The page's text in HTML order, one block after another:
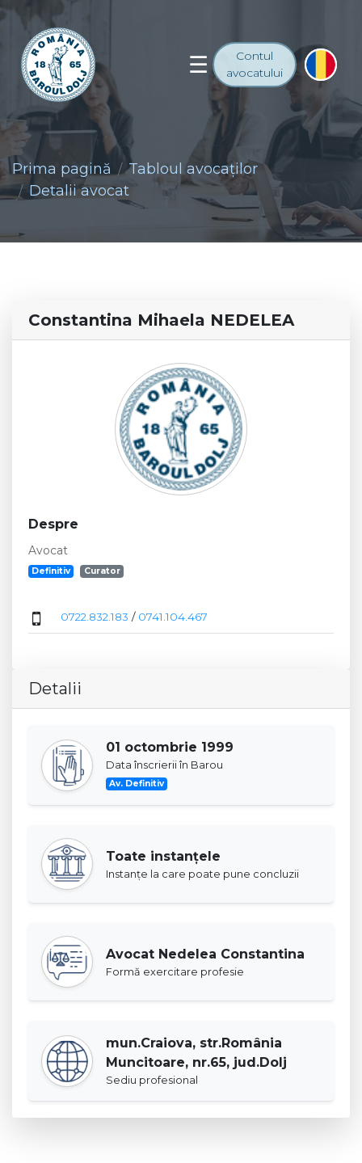
Contul
avocatului
Prima pagină
Tabloul avocaţilor
Detalii avocat
Constantina Mihaela NEDELEA
Despre
Avocat
Definitiv Curator
0722.832.183 / 0741.104.467
Detalii
01 octombrie 1999
Data înscrierii în Barou
Av. Definitiv
Toate instanţele
Instanţe la care poate pune concluzii
Avocat Nedelea Constantina
Formă exercitare profesie
mun.Craiova, str.România
Muncitoare, nr.65, jud.Dolj
Sediu profesional